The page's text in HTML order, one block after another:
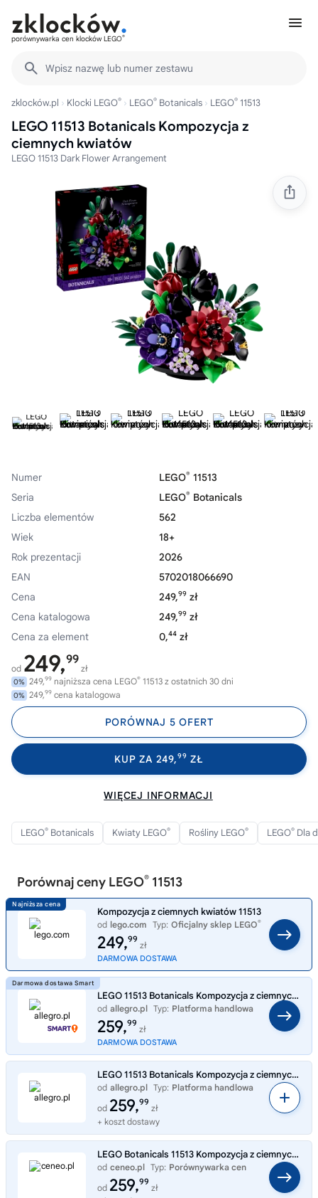
porównywarka cen klocków LEGO®
Wpisz nazwę lub numer zestawu
zklocków.pl Klocki LEGO® LEGO® Botanicals LEGO® 11513
LEGO 11513 Botanicals Kompozycja z
ciemnych kwiatów
LEGO 11513 Dark Flower Arrangement
Numer LEGO® 11513
Seria
LEGO® Botanicals
Liczba elementów
562
Wiek
18+
Rok prezentacji
2026
EAN
5702018066690
Cena
249,99 zł
Cena katalogowa
249,99 zł
Cena za element
0,44 zł
od 249,99
zł
0% 249,99 najniższa cena LEGO® 11513 z ostatnich 30 dni
0% 249,99 cena katalogowa
PORÓWNAJ 5 OFERT
KUP ZA 249,99 ZŁ
WIĘCEJ INFORMACJI
LEGO® Botanicals Kwiaty LEGO® Rośliny LEGO® LEGO® Dla
Porównaj ceny LEGO® 11513
Kompozycja z ciemnych kwiatów 11513
od lego.com Typ: Oficjalny sklep LEGO®
249,99
zł
DARMOWA DOSTAWA
LEGO 11513 Botanicals Kompozycja z ciemnych kwiatów
od allegro.pl Typ: Platforma handlowa
259,99
zł
DARMOWA DOSTAWA
LEGO 11513 Botanicals Kompozycja z ciemnych kwiatów
od allegro.pl Typ: Platforma handlowa
od 259,99
zł
+ koszt dostawy
LEGO Botanicals 11513 Kompozycja z ciemnych kwiatów
od ceneo.pl Typ: Porównywarka cen
od 259,99
zł